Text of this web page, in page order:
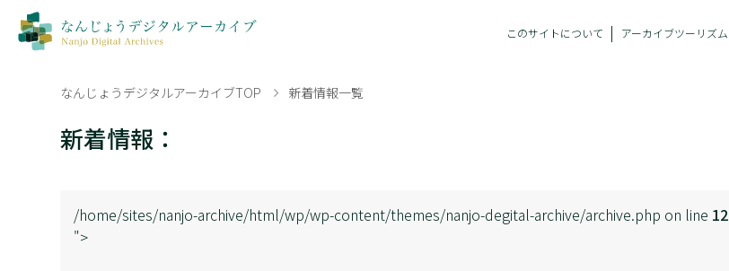
このサイトについて アーカイブツーリズム
なんじょうデジタルアーカイブTOP 新着情報一覧
新着情報：
/home/sites/nanjo-archive/html/wp/wp-content/themes/nanjo-degital-archive/archive.php on line 12
">